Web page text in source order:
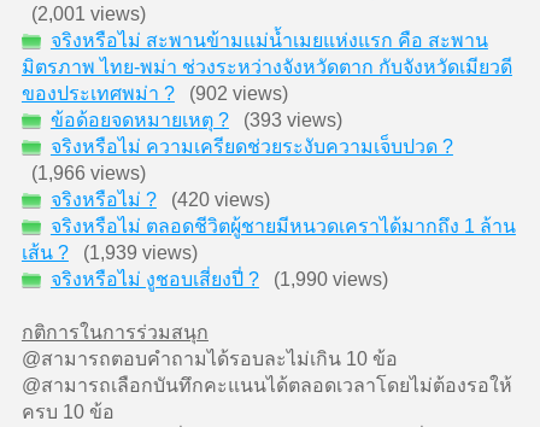
(2,001 views)
จริงหรือไม่ สะพานข้ามแม่น้ำเมยแห่งแรก คือ สะพาน
มิตรภาพ ไทย-พม่า ช่วงระหว่างจังหวัดตาก กับจังหวัดเมียวดี
ของประเทศพม่า ?(902 views)
ข้อด้อยจดหมายเหตุ ?(393 views)
จริงหรือไม่ ความเครียดช่วยระงับความเจ็บปวด ?
(1,966 views)
จริงหรือไม่ ?(420 views)
จริงหรือไม่ ตลอดชีวิตผู้ชายมีหนวดเคราได้มากถึง 1 ล้าน
เส้น ?(1,939 views)
จริงหรือไม่ งูชอบเสี่ยงปี่ ?(1,990 views)
กติการในการร่วมสนุก
@สามารถตอบคำถามได้รอบละไม่เกิน 10 ข้อ
@สามารถเลือกบันทึกคะแนนได้ตลอดเวลาโดยไม่ต้องรอให้
ครบ 10 ข้อ